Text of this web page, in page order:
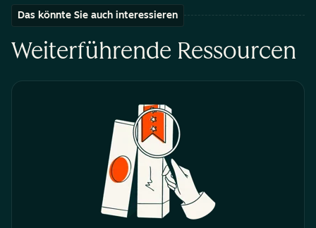
Das könnte Sie auch interessieren
Weiterführende Ressourcen